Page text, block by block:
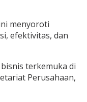
menyoroti
efektivitas, dan
terkemuka di
Perusahaan,